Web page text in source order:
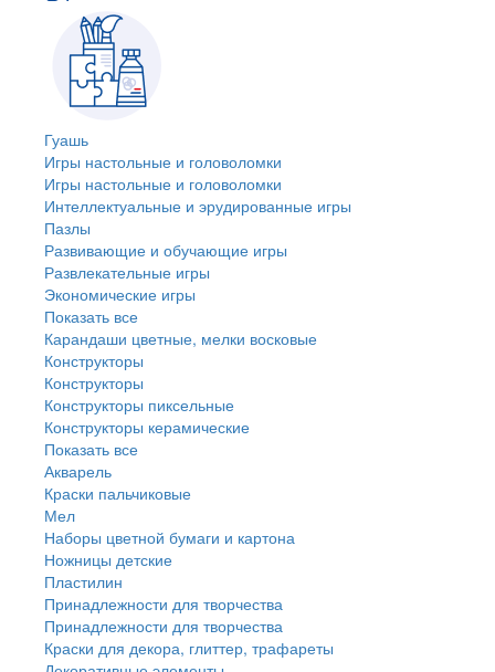
Гуашь
Игры настольные и головоломки
Игры настольные и головоломки
Интеллектуальные и эрудированные игры
Пазлы
Развивающие и обучающие игры
Развлекательные игры
Экономические игры
Показать все
Карандаши цветные, мелки восковые
Конструкторы
Конструкторы
Конструкторы пиксельные
Конструкторы керамические
Показать все
Акварель
Краски пальчиковые
Мел
Наборы цветной бумаги и картона
Ножницы детские
Пластилин
Принадлежности для творчества
Принадлежности для творчества
Краски для декора, глиттер, трафареты